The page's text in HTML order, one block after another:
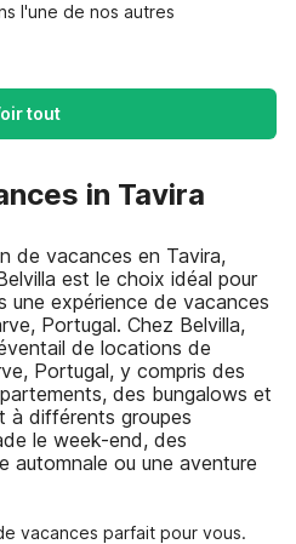
l'une de nos autres
tout
in Tavira
de vacances en Tavira,
est le choix idéal pour
une expérience de vacances
Portugal. Chez Belvilla,
de locations de
Portugal, y compris des
des bungalows et
à différents groupes
le week-end, des
automnale ou une aventure
vacances parfait pour vous.